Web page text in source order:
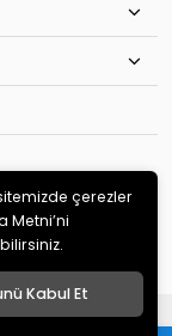
saklıdır.
Hazırlanmıştır.
çerezler
Metni’ni
Kabul Et